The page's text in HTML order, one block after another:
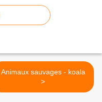
Animaux sauvages - koala
>